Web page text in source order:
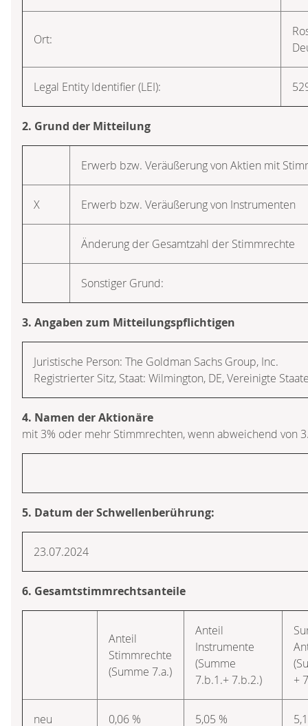
Ort:
Legal Entity Identifier (LEI):
2. Grund der Mitteilung
Erwerb bzw. Veräußerung von Aktien mit
X Erwerb bzw. Veräußerung von Instrumenten
Änderung der Gesamtzahl der Stimmrechte
Sonstiger Grund:
3. Angaben zum Mitteilungspflichtigen
Juristische Person: The Goldman Sachs Group, Inc.
Registrierter Sitz, Staat: Wilmington, DE, Vereinigte
4. Namen der Aktionäre
mit 3% oder mehr Stimmrechten, wenn abweichend von
5. Datum der Schwellenberührung:
23.07.2024
6. Gesamtstimmrechtsanteile
Anteil
Stimmrechte
(Summe 7.a.)
Anteil
Instrumente
(Summe
7.b.1.+ 7.b.2.)
+
neu 0,06 % 5,05 %